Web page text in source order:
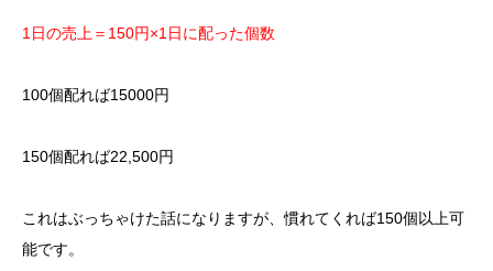
1日の売上＝150円×1日に配った個数
100個配れば15000円
150個配れば22,500円
これはぶっちゃけた話になりますが、慣れてくれば150個以上可
能です。